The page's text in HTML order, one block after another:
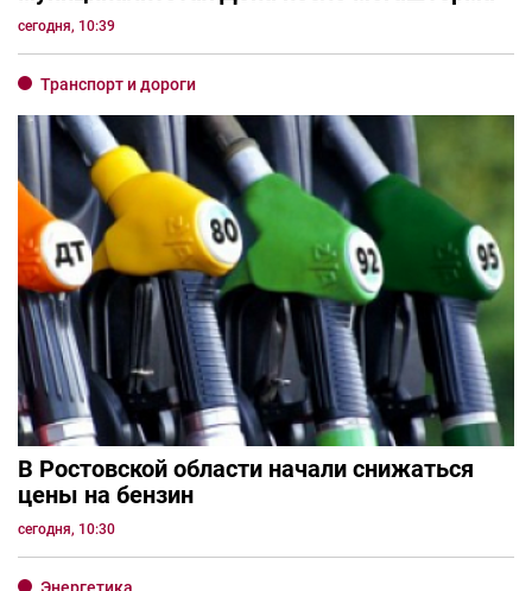
сегодня, 10:39
Транспорт и дороги
В Ростовской области начали снижаться
цены на бензин
сегодня, 10:30
Энергетика